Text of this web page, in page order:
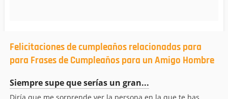
Felicitaciones de cumpleaños relacionadas para
para Frases de Cumpleaños para un Amigo Hombre
Siempre supe que serías un gran...